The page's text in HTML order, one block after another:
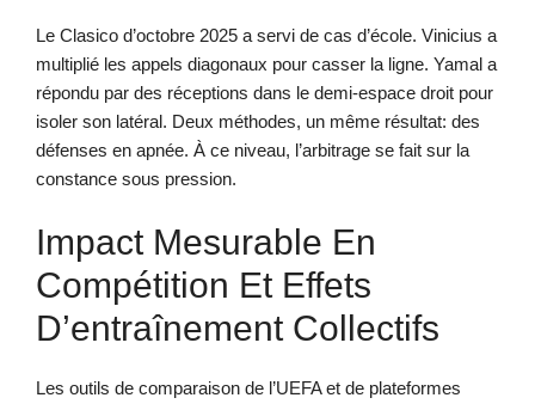
Le Clasico d’octobre 2025 a servi de cas d’école. Vinicius a
multiplié les appels diagonaux pour casser la ligne. Yamal a
répondu par des réceptions dans le demi-espace droit pour
isoler son latéral. Deux méthodes, un même résultat: des
défenses en apnée. À ce niveau, l’arbitrage se fait sur la
constance sous pression.
Impact Mesurable En
Compétition Et Effets
D’entraînement Collectifs
Les outils de comparaison de l’UEFA et de plateformes